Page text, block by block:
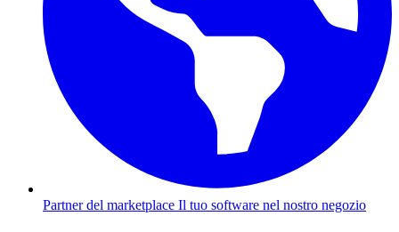
Partner del marketplace Il tuo software nel nostro negozio